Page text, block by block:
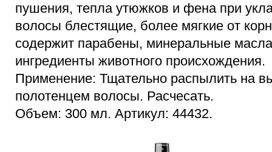
пушения, тепла утюжков и фена при
волосы блестящие, более мягкие от
содержит парабены, минеральные
ингредиенты животного происхождения.
Применение: Тщательно распылить на
полотенцем волосы. Расчесать.
Объем: 300 мл. Артикул: 44432.